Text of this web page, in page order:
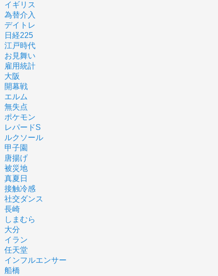
イギリス
為替介入
デイトレ
日経225
江戸時代
お見舞い
雇用統計
大阪
開幕戦
エルム
無失点
ポケモン
レパードS
ルクソール
甲子園
唐揚げ
被災地
真夏日
接触冷感
社交ダンス
長崎
しまむら
大分
イラン
任天堂
インフルエンサー
船橋